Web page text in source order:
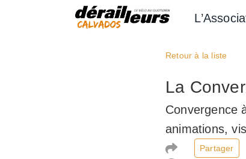
Retour à la liste
La
Convergence
animations,
Partager